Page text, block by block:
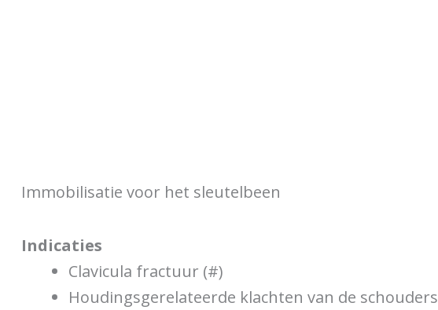
Immobilisatie voor het sleutelbeen
Indicaties
Clavicula fractuur (#)
Houdingsgerelateerde klachten van de schouders